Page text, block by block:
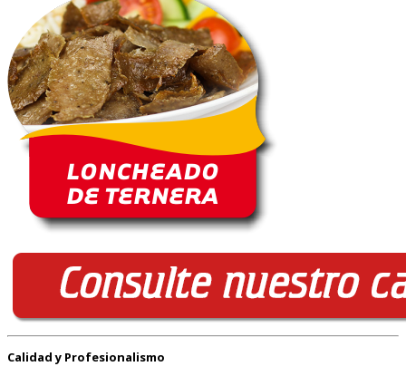
Calidad y Profesionalismo